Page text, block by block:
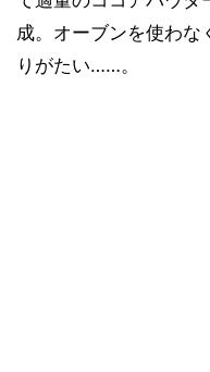
成。オーブンを使わな
りがたい……。